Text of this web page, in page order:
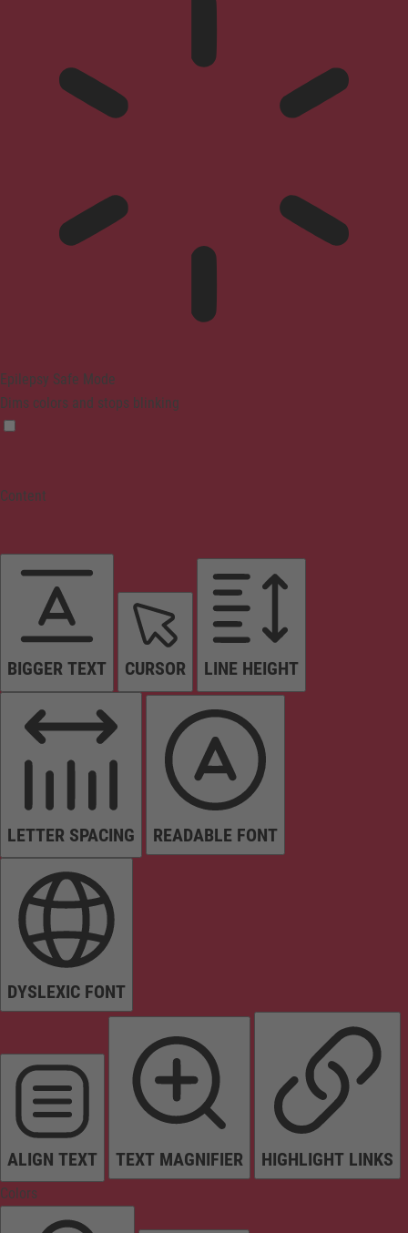
Epilepsy Safe Mode
Dims colors and stops blinking
Content
BIGGER TEXT CURSOR LINE HEIGHT
LETTER SPACING READABLE FONT
DYSLEXIC FONT
ALIGN TEXT TEXT MAGNIFIER HIGHLIGHT LINKS
Colors